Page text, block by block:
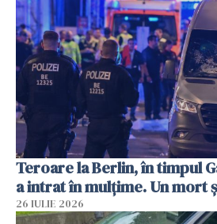
Teroare la Berlin, în timpul
a intrat în mulțime. Un mort
26 IULIE 2026